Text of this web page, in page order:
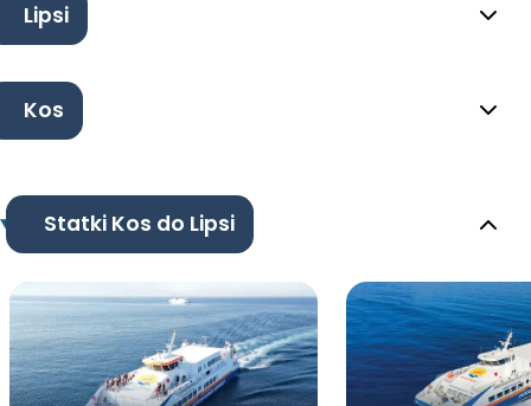
Lipsi
Kos
Statki Kos do Lipsi